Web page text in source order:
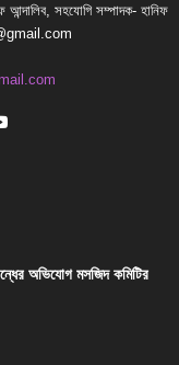
আন্দালিব, সহযোগি সম্পাদক- হানিফ
অভিযোগ মসজিদ কমিটির